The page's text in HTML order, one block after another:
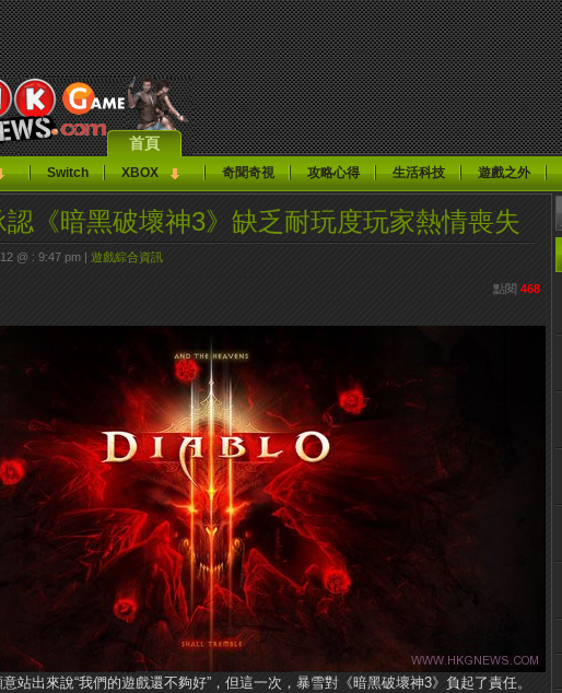
首頁
Switch XBOX 奇聞奇視 攻略心得 生活科技 遊戲之外
認《暗黑破壞神3》缺乏耐玩度玩家熱情喪失
@ : 9:47 pm | 遊戲綜合資訊
點閱 468
站出來說“我們的遊戲還不夠好”，但這一次，暴雪對《暗黑破壞神3》負起了責任。